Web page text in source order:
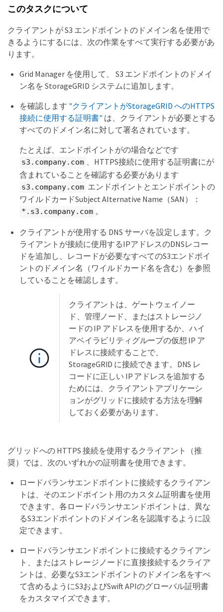
このタスクについて
クライアントが S3 エンドポイントのドメイン名を使用で
きるようにするには、次の作業をすべて実行する必要があ
ります。
Grid Manager を使用して、 S3 エンドポイントのドメイ
ン名を StorageGRID システムに追加します。
を確認します "クライアントがStorageGRID へのHTTPS
接続に使用する証明書" は、クライアントが必要とする
すべてのドメイン名に対して署名されています。
たとえば、エンドポイントがの場合などです
s3.company.com 、HTTPS接続に使用する証明書にが
含まれていることを確認する必要があります
s3.company.com エンドポイントとエンドポイントの
ワイルドカードSubject Alternative Name（SAN）：
*.s3.company.com 。
クライアントが使用する DNS サーバを設定します。ク
ライアントが接続に使用するIPアドレスのDNSレコー
ドを追加し、レコードが必要なすべてのS3エンドポイ
ントのドメイン名（ワイルドカード名を含む）を参照
していることを確認します。
クライアントは、ゲートウェイノー
ド、管理ノード、またはストレージノ
ードの IP アドレスを使用するか、ハイ
アベイラビリティグループの仮想 IP ア
ドレスに接続することで、
StorageGRID に接続できます。DNS レ
コードに正しい IP アドレスを追加する
ためには、クライアントアプリケーシ
ョンがグリッドに接続する方法を理解
しておく必要があります。
グリッドへの HTTPS 接続を使用するクライアント（推
奨）では、次のいずれかの証明書を使用できます。
ロードバランサエンドポイントに接続するクライアン
トは、そのエンドポイント用のカスタム証明書を使用
できます。各ロードバランサエンドポイントは、異な
るS3エンドポイントのドメイン名を認識するように設
定できます。
ロードバランサエンドポイントに接続するクライアン
ト、またはストレージノードに直接接続するクライア
ントは、必要なS3エンドポイントのドメイン名をすべ
て含めるようにS3およびSwift APIのグローバル証明書
をカスタマイズできます。